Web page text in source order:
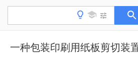
一种包装印刷用纸板剪切装